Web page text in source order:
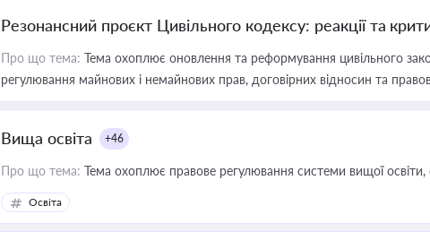
Резонансний проєкт Цивільного кодексу: реакції та
Про що тема: Тема охоплює оновлення та реформування цивільного
регулювання майнових і немайнових прав, договірних відносин та
Вища освіта +46
Про що тема: Тема охоплює правове регулювання системи вищої освіти,
Освіта